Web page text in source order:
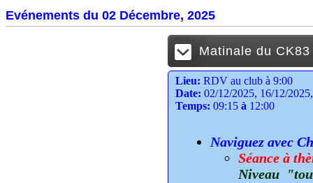
Evénements du 02 Décembre, 2025
Matinale du
Lieu: RDV au club à 9:00
Date: 02/12/2025, 16/12/
Temps: 09:15 à 12:00
Naviguez avec
Séance à
Niveau